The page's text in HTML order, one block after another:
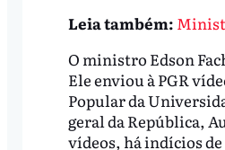
Leia também:
O ministro Edson
Ele enviou à PGR
Popular da
geral da República,
vídeos, há indícios